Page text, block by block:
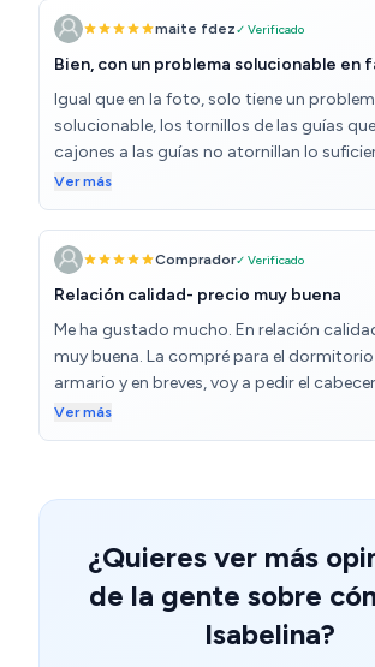
maite fdez✓ Verificado
Bien, con un problema solucionable en
Igual que en la foto, solo tiene un
solucionable, los tornillos de las guías
cajones a las guías no atornillan lo
se descoloca.
Ver más
Comprador✓ Verificado
Relación calidad- precio muy buena
Me ha gustado mucho. En relación
muy buena. La compré para el
armario y en breves, voy a pedir el
mesillas.
Ver más
¿Quieres ver más
de la gente sobre
Isabelina?